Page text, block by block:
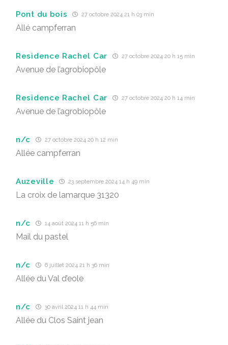
Pont du bois 27 octobre 2024 21 h 03 min
Allé campferran
Residence Rachel Car 27 octobre 2024 20 h 15 min
Avenue de l’agrobiopôle
Residence Rachel Car 27 octobre 2024 20 h 14 min
Avenue de l’agrobiopôle
n/c 27 octobre 2024 20 h 12 min
Allée campferran
Auzeville 23 septembre 2024 14 h 49 min
La croix de lamarque 31320
n/c 14 août 2024 11 h 56 min
Mail du pastel
n/c 6 juillet 2024 21 h 36 min
Allée du Val d’eole
n/c 30 avril 2024 11 h 44 min
Allée du Clos Saint jean